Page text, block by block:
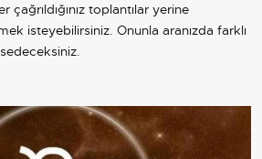
çağrıldığınız toplantılar yerine
isteyebilirsiniz. Onunla aranızda farklı